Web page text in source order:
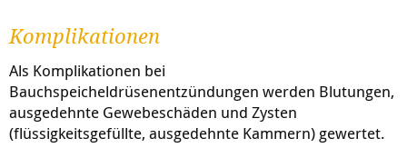
Komplikationen
Als Komplikationen bei
Bauchspeicheldrüsenentzündungen werden Blutungen,
ausgedehnte Gewebeschäden und Zysten
(flüssigkeitsgefüllte, ausgedehnte Kammern) gewertet.